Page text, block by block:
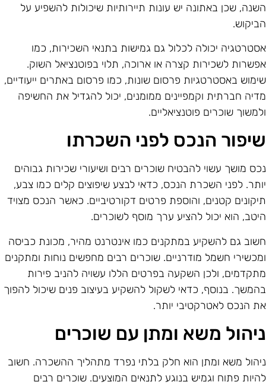
שכן באתונה יש עונות תיירותיות שיכולות להשפיע על
יכולה לכלול גם גמישות בתנאי השכירות, כמו
לשכירות קצרה או ארוכה, תלוי בפוטנציאל השוק.
באסטרטגיות פרסום שונות, כמו פרסום באתרים ייעודיים,
חברתית וקמפיינים ממומנים, יכול להגדיל את החשיפה
שוכרים פוטנציאליים.
הנכס לפני השכרתו
מושך עשוי להבטיח שוכרים רבים ושיעורי שכירות גבוהים
לפני השכרת הנכס, כדאי לבצע שיפוצים קלים כמו צבע,
קטנים, והוספת פרטים דקורטיביים. כאשר הנכס מצויד
הוא יכול להציע ערך מוסף לשוכרים.
גם להשקיע במתקנים כמו אינטרנט מהיר, מכונת כביסה
חשמל מודרניים. שוכרים רבים מחפשים נוחות ומתקנים
ולכן השקעה בפרטים הללו עשויה להניב פירות
בנוסף, כדאי לשקול להשקיע בעיצוב פנים שיכול להפוך
הנכס לאטרקטיבי יותר.
משא ומתן עם שוכרים
משא ומתן הוא חלק בלתי נפרד מתהליך ההשכרה. חשוב
פתוח וגמיש בנוגע לתנאים המוצעים. שוכרים רבים